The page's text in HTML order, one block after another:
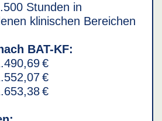
Stunden in
klinischen Bereichen
BAT-KF:
€
€
€